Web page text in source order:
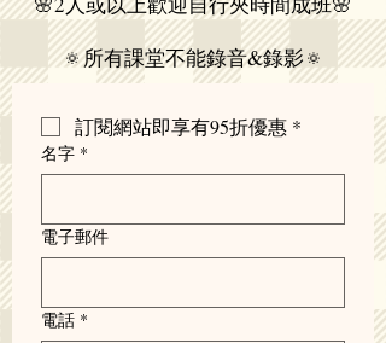
🔅所有課堂不能錄音&錄影🔅
訂閱網站即享有95折優惠 *
名字 *
電子郵件
電話 *